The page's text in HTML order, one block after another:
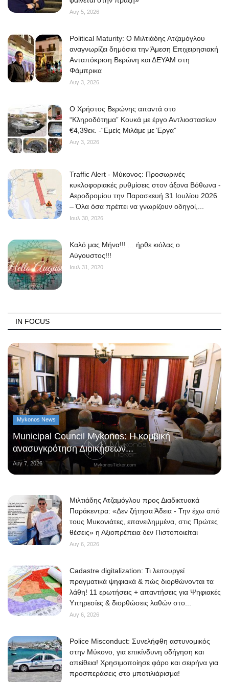
Αυγ 5, 2026
Political Maturity: Ο Μιλτιάδης Ατζαμόγλου
αναγνωρίζει δημόσια την Άμεση Επιχειρησιακή
Ανταπόκριση Βερώνη και ΔΕΥΑΜ στη
Φάμπρικα
Αυγ 3, 2026
O Χρήστος Βερώνης απαντά στο
“Κληροδότημα” Κουκά με έργο Αντλιοστασίων
€4,39εκ. -“Εμείς Μιλάμε με Έργα”
Αυγ 3, 2026
Traffic Alert - Μύκονος: Προσωρινές
κυκλοφοριακές ρυθμίσεις στον άξονα Βόθωνα -
Αεροδρομίου την Παρασκευή 31 Ιουλίου 2026
– Όλα όσα πρέπει να γνωρίζουν οδηγοί,...
Ιουλ 30, 2026
Kαλό μας Μήνα!!! ... ήρθε κιόλας ο
Αύγουστος!!!
Ιουλ 31, 2020
IN FOCUS
Mykonos News
Municipal Council Mykonos: Η κομβική
ανασυγκρότηση Διοικήσεων...
Αυγ 7, 2026
Μιλτιάδης Ατζαμόγλου προς Διαδικτυακά
Παράκεντρα: «Δεν ζήτησα Άδεια - Την έχω από
τους Μυκονιάτες, επανειλημμένα, στις Πρώτες
θέσεις» η Αξιοπρέπεια δεν Πιστοποιείται
Αυγ 6, 2026
Cadastre digitalization: Τι λειτουργεί
πραγματικά ψηφιακά & πώς διορθώνονται τα
λάθη! 11 ερωτήσεις + απαντήσεις για Ψηφιακές
Υπηρεσίες & διορθώσεις λαθών στο...
Αυγ 6, 2026
Police Misconduct: Συνελήφθη αστυνομικός
στην Μύκονο, για επικίνδυνη οδήγηση και
απείθεια! Χρησιμοποίησε φάρο και σειρήνα για
προσπεράσεις στο μποτιλιάρισμα!